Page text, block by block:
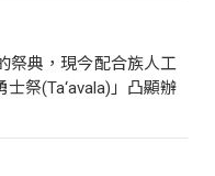
祭典，現今配合族人工
祭(Ta‘avala)」凸顯辦